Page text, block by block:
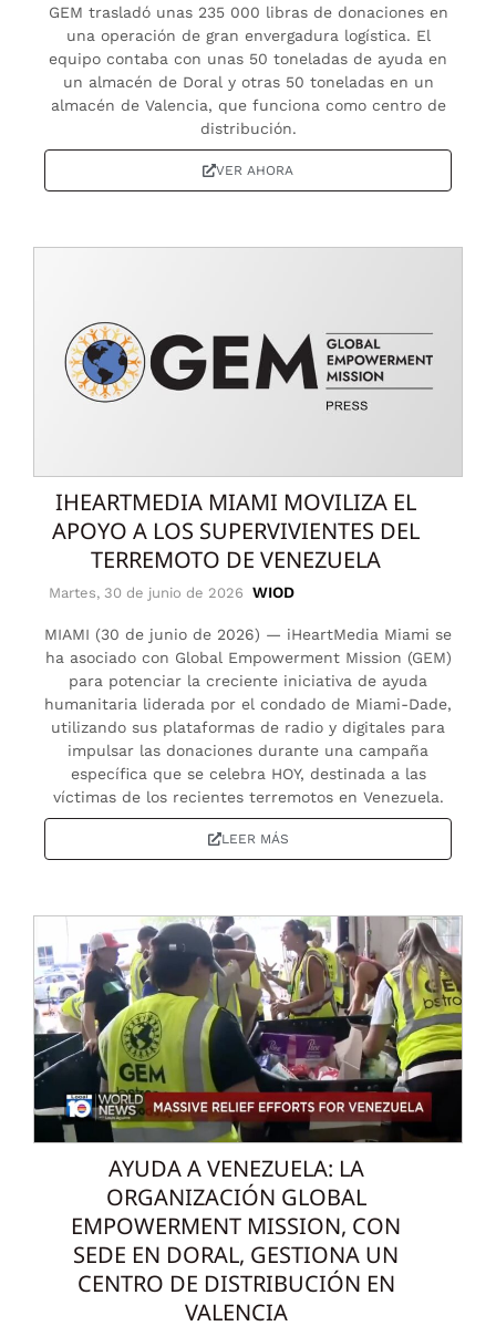
GEM trasladó unas 235 000 libras de donaciones en
una operación de gran envergadura logística. El
equipo contaba con unas 50 toneladas de ayuda en
un almacén de Doral y otras 50 toneladas en un
almacén de Valencia, que funciona como centro de
distribución.
VER AHORA
IHEARTMEDIA MIAMI MOVILIZA EL
APOYO A LOS SUPERVIVIENTES DEL
TERREMOTO DE VENEZUELA
Martes, 30 de junio de 2026 WIOD
MIAMI (30 de junio de 2026) — iHeartMedia Miami se
ha asociado con Global Empowerment Mission (GEM)
para potenciar la creciente iniciativa de ayuda
humanitaria liderada por el condado de Miami-Dade,
utilizando sus plataformas de radio y digitales para
impulsar las donaciones durante una campaña
específica que se celebra HOY, destinada a las
víctimas de los recientes terremotos en Venezuela.
LEER MÁS
AYUDA A VENEZUELA: LA
ORGANIZACIÓN GLOBAL
EMPOWERMENT MISSION, CON
SEDE EN DORAL, GESTIONA UN
CENTRO DE DISTRIBUCIÓN EN
VALENCIA